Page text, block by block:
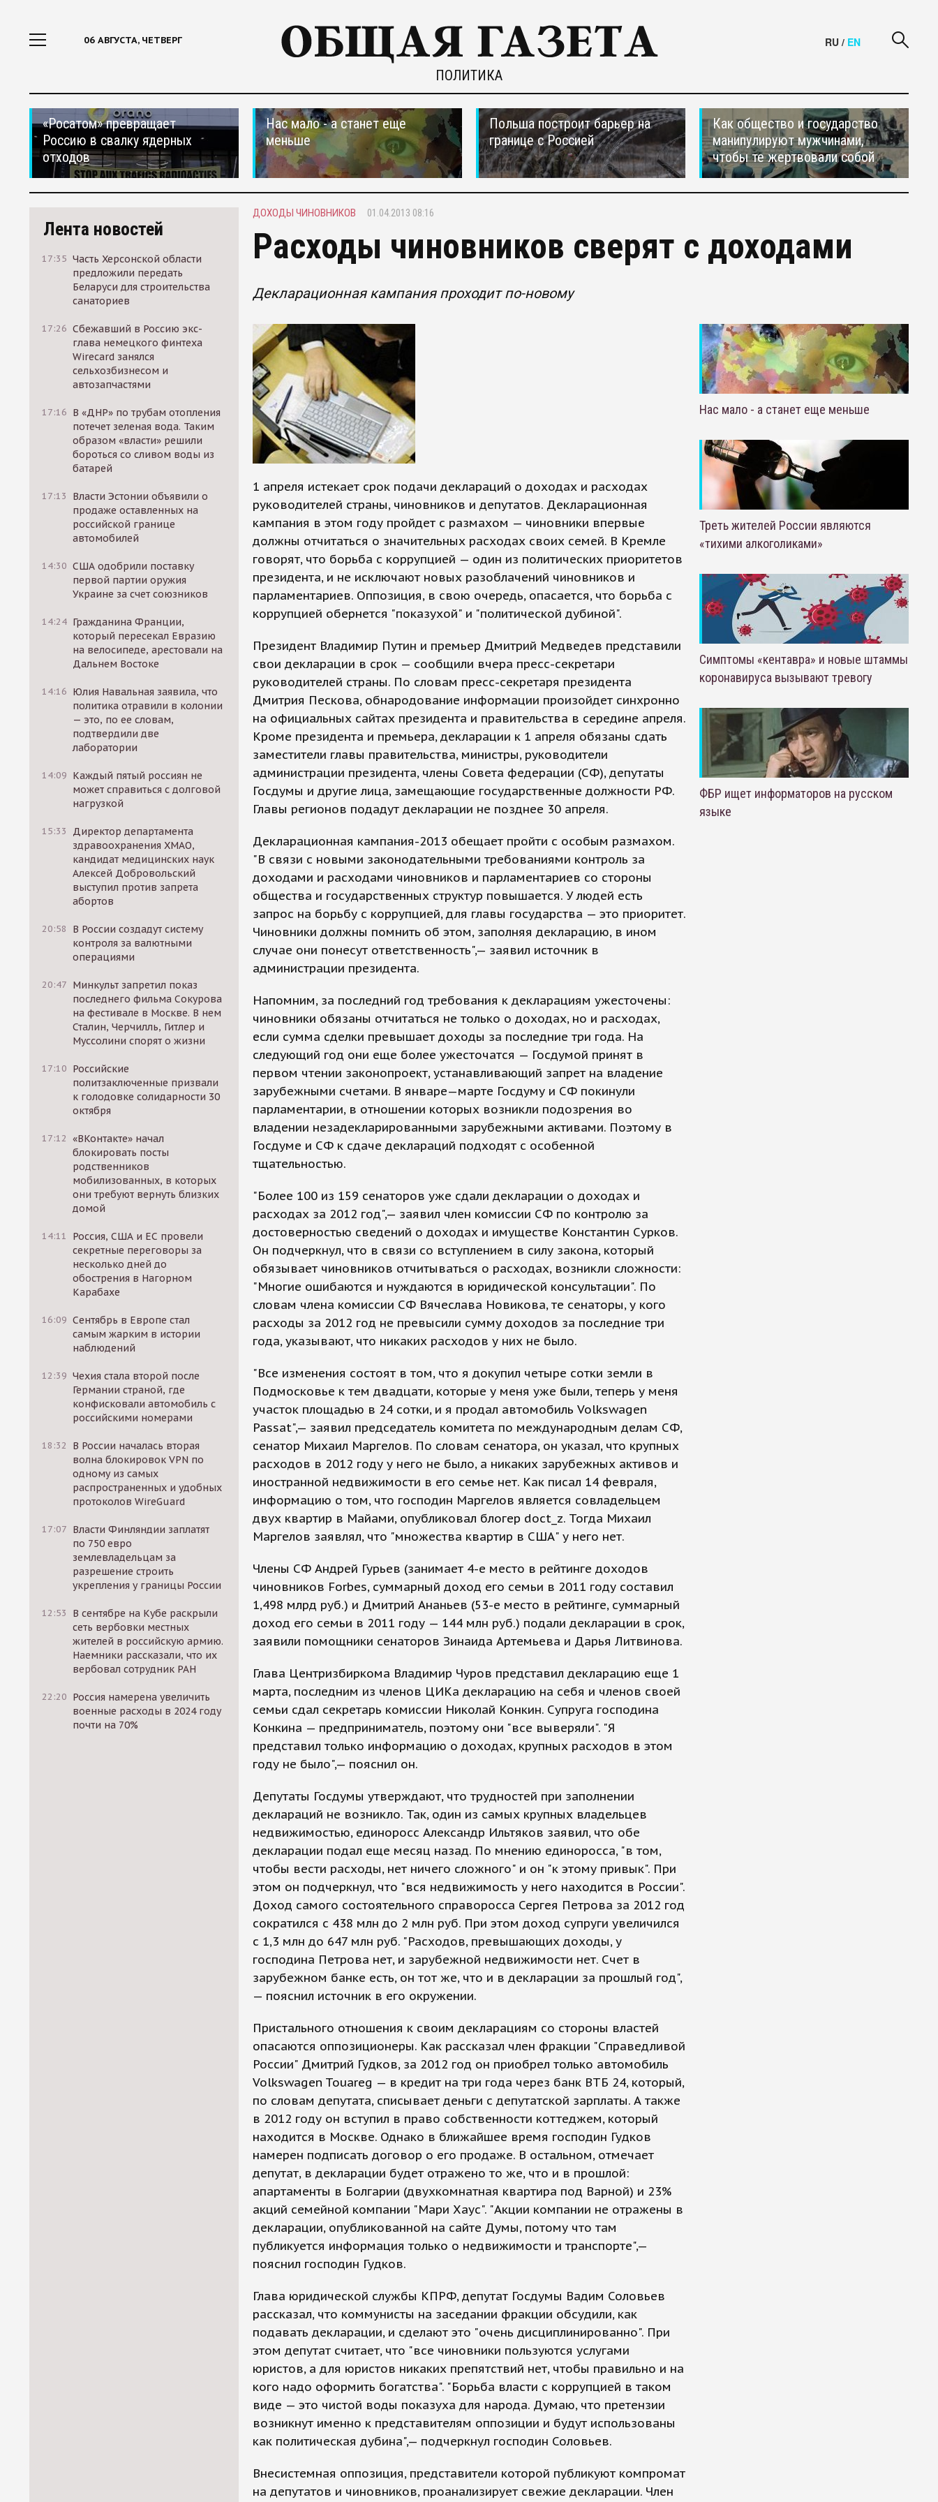
06 АВГУСТА, ЧЕТВЕРГ
ПОЛИТИКА
RU / EN
«Росатом» превращает
Россию в свалку ядерных
отходов
Нас мало - а станет еще
меньше
Польша построит барьер на
границе с Россией
Как общество и государство
манипулируют мужчинами,
чтобы те жертвовали собой
Лента новостей
17:35 Часть Херсонской области
предложили передать
Беларуси для строительства
санаториев
17:26 Сбежавший в Россию экс-
глава немецкого финтеха
Wirecard занялся
сельхозбизнесом и
автозапчастями
17:16 В «ДНР» по трубам отопления
потечет зеленая вода. Таким
образом «власти» решили
бороться со сливом воды из
батарей
17:13
Власти Эстонии объявили о
продаже оставленных на
российской границе
автомобилей
14:30 США одобрили поставку
первой партии оружия
Украине за счет союзников
14:24 Гражданина Франции,
который пересекал Евразию
на велосипеде, арестовали на
Дальнем Востоке
14:16 Юлия Навальная заявила, что
политика отравили в колонии
— это, по ее словам,
подтвердили две
лаборатории
14:09 Каждый пятый россиян не
может справиться с долговой
нагрузкой
15:33
Директор департамента
здравоохранения ХМАО,
кандидат медицинских наук
Алексей Добровольский
выступил против запрета
абортов
20:58
В России создадут систему
контроля за валютными
операциями
20:47 Минкульт запретил показ
последнего фильма Сокурова
на фестивале в Москве. В нем
Сталин, Черчилль, Гитлер и
Муссолини спорят о жизни
17:10 Российские
политзаключенные призвали
к голодовке солидарности 30
октября
17:12 «ВКонтакте» начал
блокировать посты
родственников
мобилизованных, в которых
они требуют вернуть близких
домой
14:11
Россия, США и ЕС провели
секретные переговоры за
несколько дней до
обострения в Нагорном
Карабахе
16:09 Сентябрь в Европе стал
самым жарким в истории
наблюдений
12:39 Чехия стала второй после
Германии страной, где
конфисковали автомобиль с
российскими номерами
18:32
В России началась вторая
волна блокировок VPN по
одному из самых
распространенных и удобных
протоколов WireGuard
17:07 Власти Финляндии заплатят
по 750 евро
землевладельцам за
разрешение строить
укрепления у границы России
12:53
В сентябре на Кубе раскрыли
сеть вербовки местных
жителей в российскую армию.
Наемники рассказали, что их
вербовал сотрудник РАН
22:20 Россия намерена увеличить
военные расходы в 2024 году
почти на 70%
ДОХОДЫ ЧИНОВНИКОВ 01.04.2013 08:16
Расходы чиновников сверят с доходами
Декларационная кампания проходит по-новому
1 апреля истекает срок подачи деклараций о доходах и расходах
руководителей страны, чиновников и депутатов. Декларационная
кампания в этом году пройдет с размахом — чиновники впервые
должны отчитаться о значительных расходах своих семей. В Кремле
говорят, что борьба с коррупцией — один из политических приоритетов
президента, и не исключают новых разоблачений чиновников и
парламентариев. Оппозиция, в свою очередь, опасается, что борьба с
коррупцией обернется "показухой" и "политической дубиной".
Президент Владимир Путин и премьер Дмитрий Медведев представили
свои декларации в срок — сообщили вчера пресс-секретари
руководителей страны. По словам пресс-секретаря президента
Дмитрия Пескова, обнародование информации произойдет синхронно
на официальных сайтах президента и правительства в середине апреля.
Кроме президента и премьера, декларации к 1 апреля обязаны сдать
заместители главы правительства, министры, руководители
администрации президента, члены Совета федерации (СФ), депутаты
Госдумы и другие лица, замещающие государственные должности РФ.
Главы регионов подадут декларации не позднее 30 апреля.
Декларационная кампания-2013 обещает пройти с особым размахом.
"В связи с новыми законодательными требованиями контроль за
доходами и расходами чиновников и парламентариев со стороны
общества и государственных структур повышается. У людей есть
запрос на борьбу с коррупцией, для главы государства — это приоритет.
Чиновники должны помнить об этом, заполняя декларацию, в ином
случае они понесут ответственность",— заявил источник в
администрации президента.
Напомним, за последний год требования к декларациям ужесточены:
чиновники обязаны отчитаться не только о доходах, но и расходах,
если сумма сделки превышает доходы за последние три года. На
следующий год они еще более ужесточатся — Госдумой принят в
первом чтении законопроект, устанавливающий запрет на владение
зарубежными счетами. В январе—марте Госдуму и СФ покинули
парламентарии, в отношении которых возникли подозрения во
владении незадекларированными зарубежными активами. Поэтому в
Госдуме и СФ к сдаче деклараций подходят с особенной
тщательностью.
"Более 100 из 159 сенаторов уже сдали декларации о доходах и
расходах за 2012 год",— заявил член комиссии СФ по контролю за
достоверностью сведений о доходах и имуществе Константин Сурков.
Он подчеркнул, что в связи со вступлением в силу закона, который
обязывает чиновников отчитываться о расходах, возникли сложности:
"Многие ошибаются и нуждаются в юридической консультации". По
словам члена комиссии СФ Вячеслава Новикова, те сенаторы, у кого
расходы за 2012 год не превысили сумму доходов за последние три
года, указывают, что никаких расходов у них не было.
"Все изменения состоят в том, что я докупил четыре сотки земли в
Подмосковье к тем двадцати, которые у меня уже были, теперь у меня
участок площадью в 24 сотки, и я продал автомобиль Volkswagen
Passat",— заявил председатель комитета по международным делам СФ,
сенатор Михаил Маргелов. По словам сенатора, он указал, что крупных
расходов в 2012 году у него не было, а никаких зарубежных активов и
иностранной недвижимости в его семье нет. Как писал 14 февраля,
информацию о том, что господин Маргелов является совладельцем
двух квартир в Майами, опубликовал блогер doct_z. Тогда Михаил
Маргелов заявлял, что "множества квартир в США" у него нет.
Члены СФ Андрей Гурьев (занимает 4-е место в рейтинге доходов
чиновников Forbes, суммарный доход его семьи в 2011 году составил
1,498 млрд руб.) и Дмитрий Ананьев (53-е место в рейтинге, суммарный
доход его семьи в 2011 году — 144 млн руб.) подали декларации в срок,
заявили помощники сенаторов Зинаида Артемьева и Дарья Литвинова.
Глава Центризбиркома Владимир Чуров представил декларацию еще 1
марта, последним из членов ЦИКа декларацию на себя и членов своей
семьи сдал секретарь комиссии Николай Конкин. Супруга господина
Конкина — предприниматель, поэтому они "все выверяли". "Я
представил только информацию о доходах, крупных расходов в этом
году не было",— пояснил он.
Депутаты Госдумы утверждают, что трудностей при заполнении
деклараций не возникло. Так, один из самых крупных владельцев
недвижимостью, единоросс Александр Ильтяков заявил, что обе
декларации подал еще месяц назад. По мнению единоросса, "в том,
чтобы вести расходы, нет ничего сложного" и он "к этому привык". При
этом он подчеркнул, что "вся недвижимость у него находится в России".
Доход самого состоятельного справоросса Сергея Петрова за 2012 год
сократился с 438 млн до 2 млн руб. При этом доход супруги увеличился
с 1,3 млн до 647 млн руб. "Расходов, превышающих доходы, у
господина Петрова нет, и зарубежной недвижимости нет. Счет в
зарубежном банке есть, он тот же, что и в декларации за прошлый год",
— пояснил источник в его окружении.
Пристального отношения к своим декларациям со стороны властей
опасаются оппозиционеры. Как рассказал член фракции "Справедливой
России" Дмитрий Гудков, за 2012 год он приобрел только автомобиль
Volkswagen Touareg — в кредит на три года через банк ВТБ 24, который,
по словам депутата, списывает деньги с депутатской зарплаты. А также
в 2012 году он вступил в право собственности коттеджем, который
находится в Москве. Однако в ближайшее время господин Гудков
намерен подписать договор о его продаже. В остальном, отмечает
депутат, в декларации будет отражено то же, что и в прошлой:
апартаменты в Болгарии (двухкомнатная квартира под Варной) и 23%
акций семейной компании "Мари Хаус". "Акции компании не отражены в
декларации, опубликованной на сайте Думы, потому что там
публикуется информация только о недвижимости и транспорте",—
пояснил господин Гудков.
Глава юридической службы КПРФ, депутат Госдумы Вадим Соловьев
рассказал, что коммунисты на заседании фракции обсудили, как
подавать декларации, и сделают это "очень дисциплинированно". При
этом депутат считает, что "все чиновники пользуются услугами
юристов, а для юристов никаких препятствий нет, чтобы правильно и на
кого надо оформить богатства". "Борьба власти с коррупцией в таком
виде — это чистой воды показуха для народа. Думаю, что претензии
возникнут именно к представителям оппозиции и будут использованы
как политическая дубина",— подчеркнул господин Соловьев.
Внесистемная оппозиция, представители которой публикуют компромат
на депутатов и чиновников, проанализирует свежие декларации. Член
Нас мало - а станет еще меньше
Треть жителей России являются
«тихими алкоголиками»
Симптомы «кентавра» и новые штаммы
коронавируса вызывают тревогу
ФБР ищет информаторов на русском
языке